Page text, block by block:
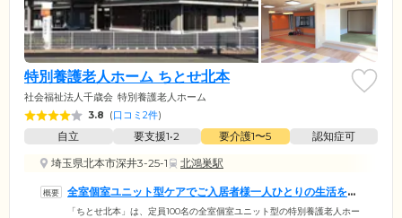
特別養護老人ホーム ちとせ北本
社会福祉法人千歳会 特別養護老人ホーム
3.8 (口コミ2件)
自立 要支援1•2 要介護1〜5
認知症可
埼玉県北本市深井3-25-1
北鴻巣駅
全室個室ユニット型ケアでご入居者様一人ひとりの生活をサ
ポートしています
「ちとせ北本」は、定員100名の全室個室ユニット型の特別養護老人ホー